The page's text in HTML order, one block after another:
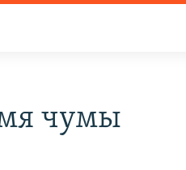
чумы